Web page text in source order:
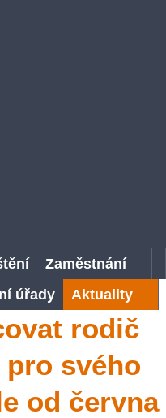
Zaměstnání
úřady Aktuality
rodič
svého
od června